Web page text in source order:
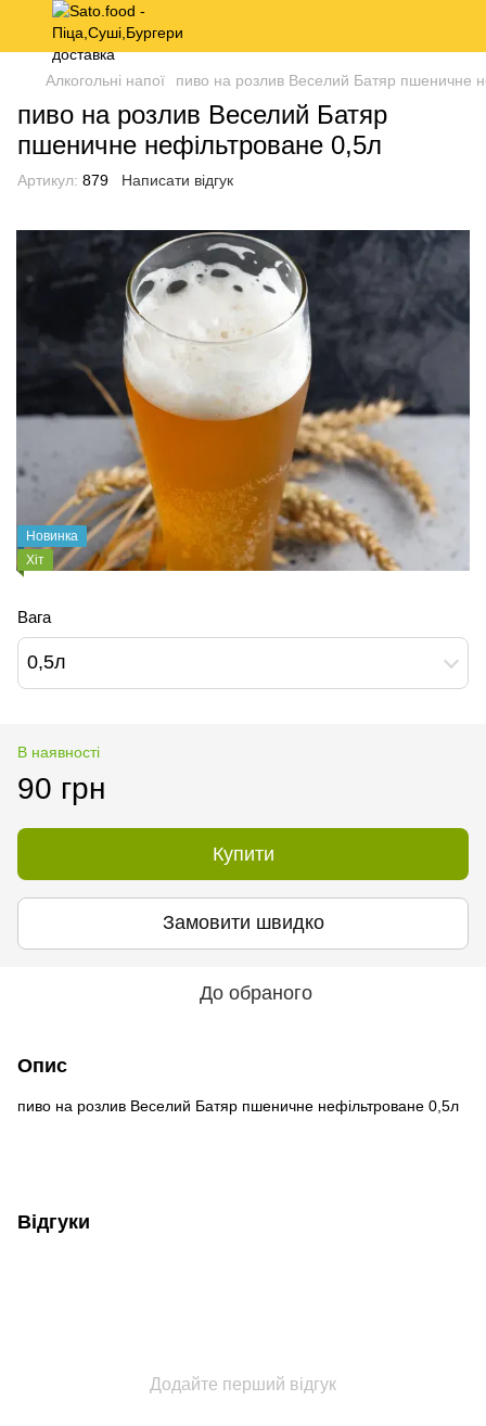
Алкогольні напої пиво на розлив Веселий Батяр пшеничне
пиво на розлив Веселий Батяр
пшеничне нефільтроване 0,5л
Артикул: 879 Написати відгук
Новинка
Хіт
Вага
0,5л
В наявності
90 грн
Купити
Замовити швидко
До обраного
Опис
пиво на розлив Веселий Батяр пшеничне нефільтроване 0,5л
Відгуки
Додайте перший відгук